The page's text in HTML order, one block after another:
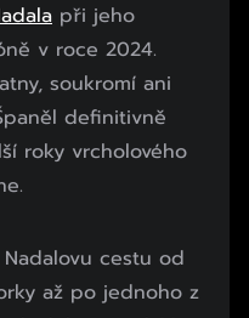
při jeho
v roce 2024.
soukromí ani
definitivně
roky vrcholového
cestu od
až po jednoho z